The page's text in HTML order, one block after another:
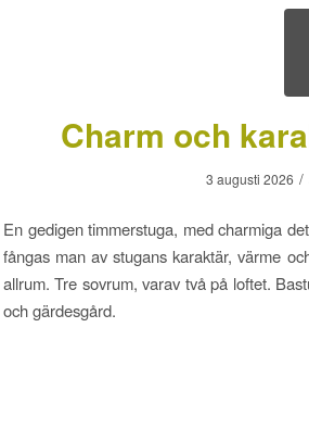
Charm och
3 augusti 2026 /
En gedigen timmerstuga, med charmiga
fångas man av stugans karaktär, värme
allrum. Tre sovrum, varav två på loftet.
och gärdesgård.